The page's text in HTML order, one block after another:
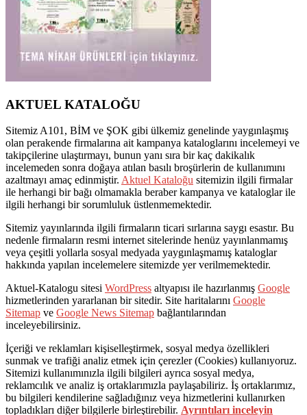
AKTUEL KATALOĞU
Sitemiz A101, BİM ve ŞOK gibi ülkemiz genelinde yaygınlaşmış
olan perakende firmalarına ait kampanya kataloglarını incelemeyi ve
takipçilerine ulaştırmayı, bunun yanı sıra bir kaç dakikalık
incelemeden sonra doğaya atılan basılı broşürlerin de kullanımını
azaltmayı amaç edinmiştir. Aktuel Kataloğu sitemizin ilgili firmalar
ile herhangi bir bağı olmamakla beraber kampanya ve kataloglar ile
ilgili herhangi bir sorumluluk üstlenmemektedir.
Sitemiz yayınlarında ilgili firmaların ticari sırlarına saygı esastır. Bu
nedenle firmaların resmi internet sitelerinde henüz yayınlanmamış
veya çeşitli yollarla sosyal medyada yaygınlaşmamış kataloglar
hakkında yapılan incelemelere sitemizde yer verilmemektedir.
Aktuel-Katalogu sitesi WordPress altyapısı ile hazırlanmış Google
hizmetlerinden yararlanan bir sitedir. Site haritalarını Google
Sitemap ve Google News Sitemap bağlantılarından
inceleyebilirsiniz.
İçeriği ve reklamları kişiselleştirmek, sosyal medya özellikleri
sunmak ve trafiği analiz etmek için çerezler (Cookies) kullanıyoruz.
Sitemizi kullanımınızla ilgili bilgileri ayrıca sosyal medya,
reklamcılık ve analiz iş ortaklarımızla paylaşabiliriz. İş ortaklarımız,
bu bilgileri kendilerine sağladığınız veya hizmetlerini kullanırken
topladıkları diğer bilgilerle birleştirebilir. Ayrıntıları inceleyin